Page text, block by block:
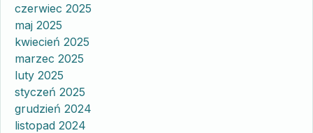
czerwiec 2025
maj 2025
kwiecień 2025
marzec 2025
luty 2025
styczeń 2025
grudzień 2024
listopad 2024